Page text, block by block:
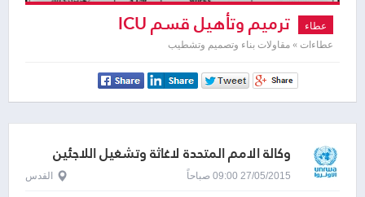
عطاء ترميم وتأهيل قسم ICU
عطاءات » مقاولات بناء وتصميم وتشطيب
وكالة الامم المتحدة لاغاثة وتشغيل اللاجئين
الفلسطينيين - الاونروا
27/05/2015 09:00 صباحاً القدس